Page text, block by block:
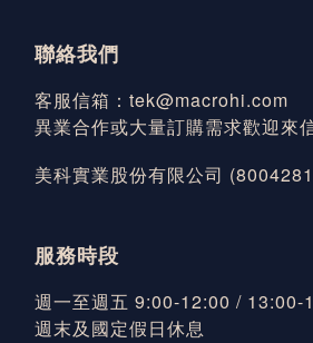
聯絡我們
客服信箱：tek@macrohi.com
異業合作或大量訂購需求歡迎來
美科實業股份有限公司
服務時段
週一至週五 9:00-12:00 / 13:00-
週末及國定假日休息